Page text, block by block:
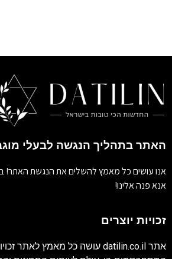
האתר בתהליך הנגשה לבעלי
אנו עושים כל מאמץ להשלים את הנגשת האתר!
אנא פנה אלינו!
זכויות יוצרים
אתר datilin.co.il עושה כל מאמץ לאתר